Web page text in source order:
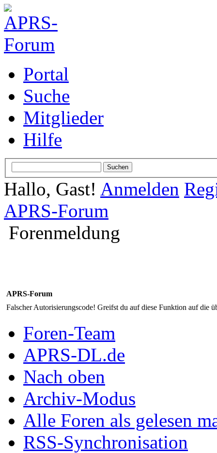
Portal
Suche
Mitglieder
Hilfe
Hallo, Gast! Anmelden
APRS-Forum
Forenmeldung
APRS-Forum
Falscher Autorisierungscode! Greifst du auf diese Funktion auf die
Foren-Team
APRS-DL.de
Nach oben
Archiv-Modus
Alle Foren als gelesen
RSS-Synchronisation